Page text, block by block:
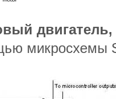
двигатель,
микросхемы